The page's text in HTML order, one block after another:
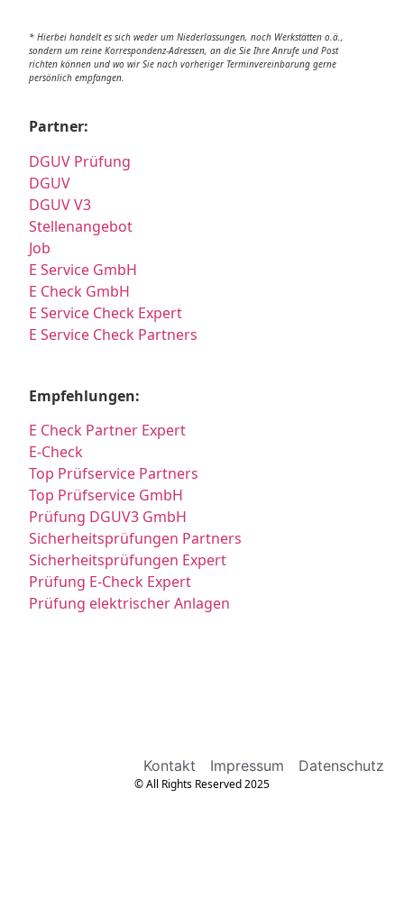
* Hierbei handelt es sich weder um Niederlassungen, noch Werkstätten o.ä.,
sondern um reine Korrespondenz-Adressen, an die Sie Ihre Anrufe und Post
richten können und wo wir Sie nach vorheriger Terminvereinbarung gerne
persönlich empfangen.
Partner:
DGUV Prüfung
DGUV
DGUV V3
Stellenangebot
Job
E Service GmbH
E Check GmbH
E Service Check Expert
E Service Check Partners
Empfehlungen:
E Check Partner Expert
E-Check
Top Prüfservice Partners
Top Prüfservice GmbH
Prüfung DGUV3 GmbH
Sicherheitsprüfungen Partners
Sicherheitsprüfungen Expert
Prüfung E-Check Expert
Prüfung elektrischer Anlagen
Kontakt Impressum Datenschutz
© All Rights Reserved 2025